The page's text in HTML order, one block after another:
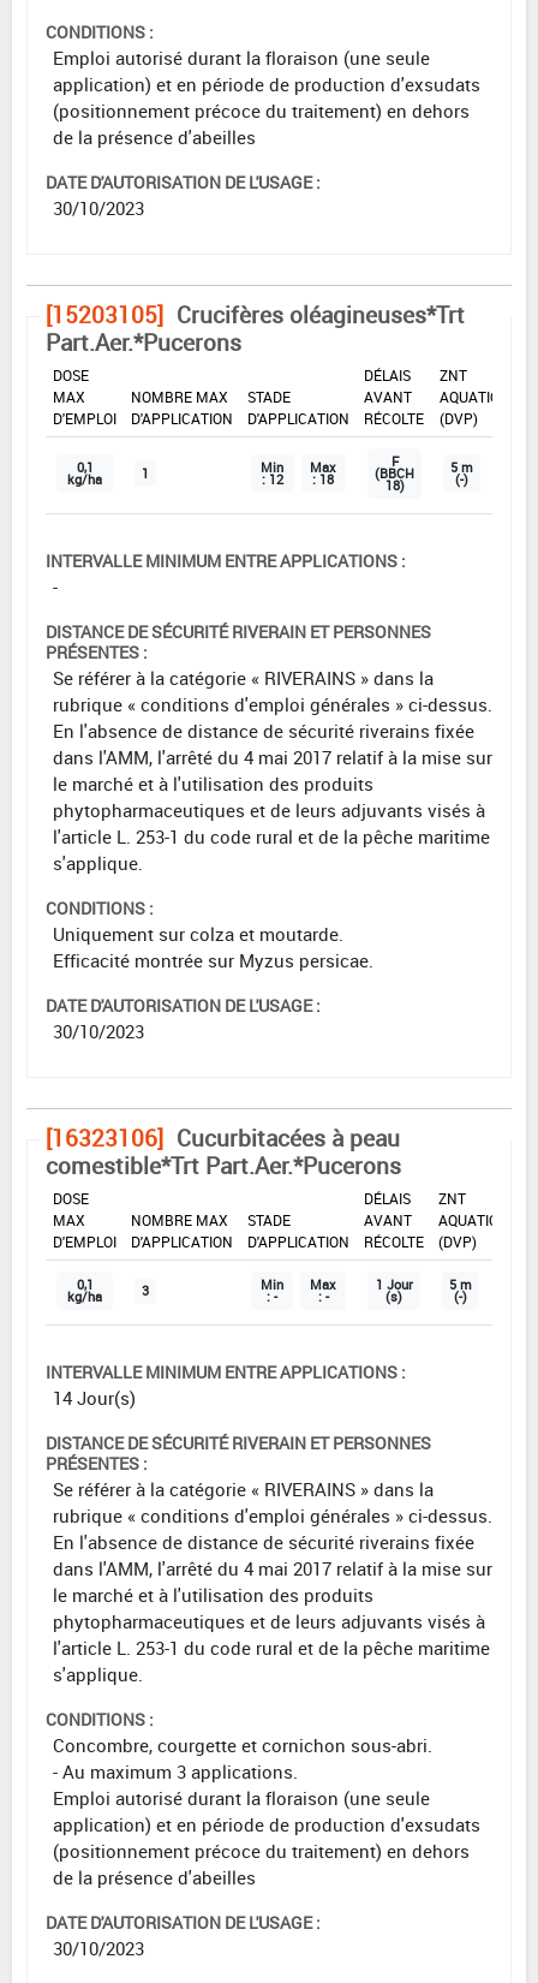
CONDITIONS :
Emploi autorisé durant la floraison (une seule
application) et en période de production d'exsudats
(positionnement précoce du traitement) en dehors
de la présence d'abeilles
DATE D'AUTORISATION DE L'USAGE :
30/10/2023
[15203105] Crucifères oléagineuses*Trt
Part.Aer.*Pucerons
DOSE
MAX
D'EMPLOI
NOMBRE MAX
D'APPLICATION
STADE
D'APPLICATION
DÉLAIS
AVANT
RÉCOLTE
ZNT
AQUATIQUE
(DVP)
0,1
kg/ha 1 Min
: 12
Max
: 18
F
(BBCH
18)
5 m
(-)
INTERVALLE MINIMUM ENTRE APPLICATIONS :
-
DISTANCE DE SÉCURITÉ RIVERAIN ET PERSONNES
PRÉSENTES :
Se référer à la catégorie « RIVERAINS » dans la
rubrique « conditions d'emploi générales » ci-dessus.
En l'absence de distance de sécurité riverains fixée
dans l'AMM, l'arrêté du 4 mai 2017 relatif à la mise sur
le marché et à l'utilisation des produits
phytopharmaceutiques et de leurs adjuvants visés à
l'article L. 253-1 du code rural et de la pêche maritime
s'applique.
CONDITIONS :
Uniquement sur colza et moutarde.
Efficacité montrée sur Myzus persicae.
DATE D'AUTORISATION DE L'USAGE :
30/10/2023
[16323106] Cucurbitacées à peau
comestible*Trt Part.Aer.*Pucerons
DOSE
MAX
D'EMPLOI
NOMBRE MAX
D'APPLICATION
STADE
D'APPLICATION
DÉLAIS
AVANT
RÉCOLTE
ZNT
AQUATIQUE
(DVP)
0,1
kg/ha 3 Min
: -
Max
: -
1 Jour
(s)
5 m
(-)
INTERVALLE MINIMUM ENTRE APPLICATIONS :
14 Jour(s)
DISTANCE DE SÉCURITÉ RIVERAIN ET PERSONNES
PRÉSENTES :
Se référer à la catégorie « RIVERAINS » dans la
rubrique « conditions d'emploi générales » ci-dessus.
En l'absence de distance de sécurité riverains fixée
dans l'AMM, l'arrêté du 4 mai 2017 relatif à la mise sur
le marché et à l'utilisation des produits
phytopharmaceutiques et de leurs adjuvants visés à
l'article L. 253-1 du code rural et de la pêche maritime
s'applique.
CONDITIONS :
Concombre, courgette et cornichon sous-abri.
- Au maximum 3 applications.
Emploi autorisé durant la floraison (une seule
application) et en période de production d'exsudats
(positionnement précoce du traitement) en dehors
de la présence d'abeilles
DATE D'AUTORISATION DE L'USAGE :
30/10/2023